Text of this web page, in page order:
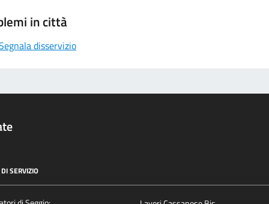
in città
disservizio
SERVIZIO